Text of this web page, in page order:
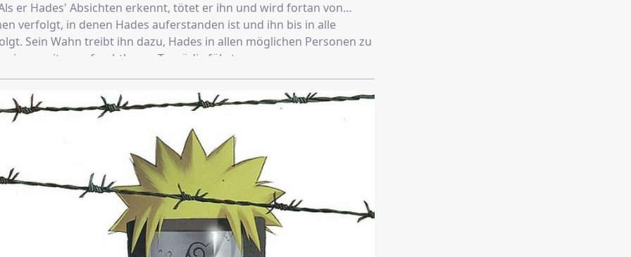
verfolgt, in denen Hades auferstanden ist und ihn bis in alle
Sein Wahn treibt ihn dazu, Hades in allen möglichen Personen zu
einer weiteren, furchtbaren Tragödie führt …